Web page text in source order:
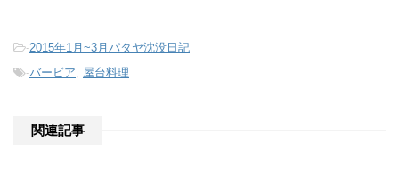
-2015年1月~3月パタヤ沈没日記
-バービア, 屋台料理
関連記事